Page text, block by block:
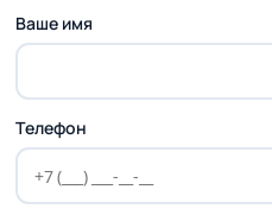
Ваше имя
Телефон